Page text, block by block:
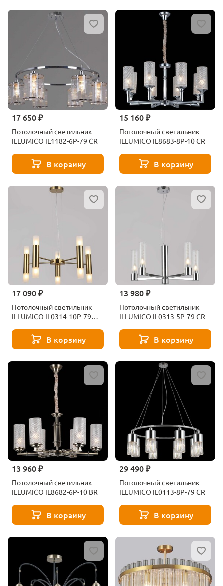
17 650 ₽
Потолочный светильник
ILLUMICO IL1182-6P-79 CR
В корзину
15 160 ₽
Потолочный светильник
ILLUMICO IL8683-8P-10 CR
В корзину
17 090 ₽
Потолочный светильник
ILLUMICO IL0314-10P-79
В корзину
13 980 ₽
Потолочный светильник
ILLUMICO IL0313-5P-79 CR
В корзину
13 960 ₽
Потолочный светильник
ILLUMICO IL8682-6P-10 BR
В корзину
29 490 ₽
Потолочный светильник
ILLUMICO IL0113-8P-79 CR
В корзину